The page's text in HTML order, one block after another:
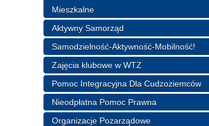
Mieszkalne
Aktywny Samorząd
Samodzielność-Aktywność-Mobilność!
Zajęcia klubowe w WTZ
Pomoc Integracyjna Dla Cudzoziemców
Nieodpłatna Pomoc Prawna
Organizacje Pozarządowe